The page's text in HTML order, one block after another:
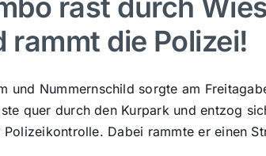
rast durch
rammt die Polizei!
und Nummernschild sorgte am
quer durch den Kurpark und entzog
Dabei rammte er einen